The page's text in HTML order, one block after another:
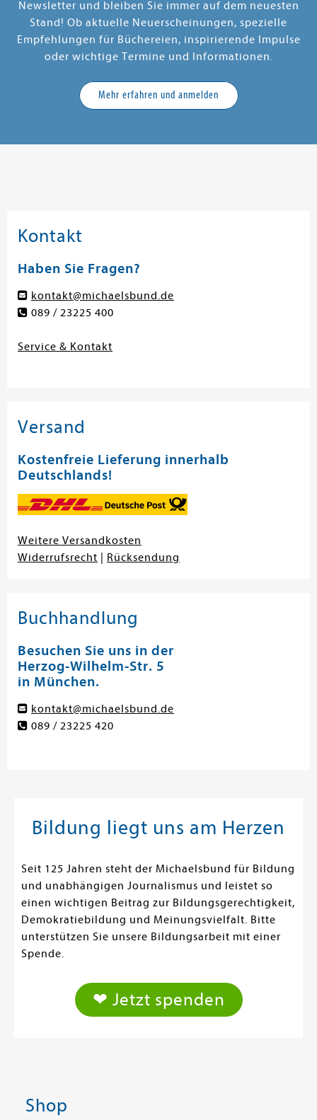
Newsletter und bleiben Sie immer auf dem neuesten
Stand! Ob aktuelle Neuerscheinungen, spezielle
Empfehlungen für Büchereien, inspirierende Impulse
oder wichtige Termine und Informationen.
Mehr erfahren und anmelden
Kontakt
Haben Sie Fragen?
kontakt@michaelsbund.de
089 / 23225 400
Service & Kontakt
Versand
Kostenfreie Lieferung innerhalb
Deutschlands!
Weitere Versandkosten
Widerrufsrecht
Rücksendung
Buchhandlung
Besuchen Sie uns in der
Herzog-Wilhelm-Str. 5
in München.
kontakt@michaelsbund.de
089 / 23225 420
Bildung liegt uns am Herzen
Seit 125 Jahren steht der Michaelsbund für Bildung
und unabhängigen Journalismus und leistet so
einen wichtigen Beitrag zur Bildungsgerechtigkeit,
Demokratiebildung und Meinungsvielfalt. Bitte
unterstützen Sie unsere Bildungsarbeit mit einer
Spende.
❤ Jetzt spenden
Shop